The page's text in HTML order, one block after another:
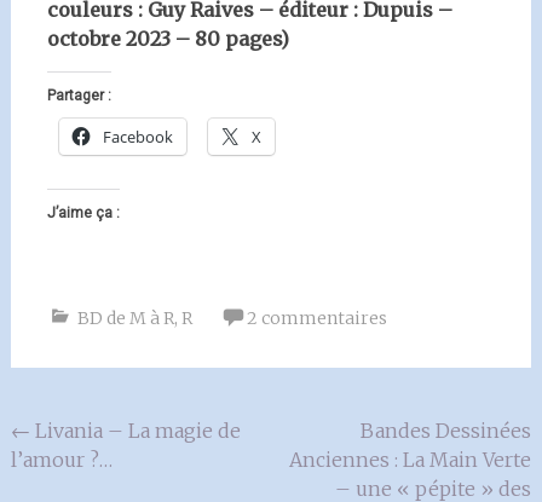
couleurs : Guy Raives – éditeur : Dupuis –
octobre 2023 – 80 pages)
Partager :
Facebook X
J’aime ça :
BD de M à R, R 2 commentaires
Navigation
de
← Livania – La magie de
l’amour ?…
Bandes Dessinées
Anciennes : La Main Verte
– une « pépite » des